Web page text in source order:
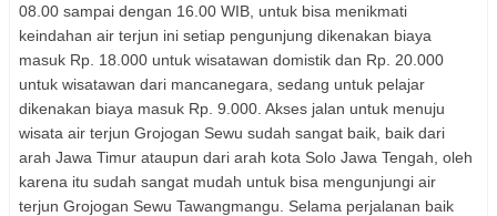
08.00 sampai dengan 16.00 WIB, untuk bisa menikmati
keindahan air terjun ini setiap pengunjung dikenakan biaya
masuk Rp. 18.000 untuk wisatawan domistik dan Rp. 20.000
untuk wisatawan dari mancanegara, sedang untuk pelajar
dikenakan biaya masuk Rp. 9.000. Akses jalan untuk menuju
wisata air terjun Grojogan Sewu sudah sangat baik, baik dari
arah Jawa Timur ataupun dari arah kota Solo Jawa Tengah, oleh
karena itu sudah sangat mudah untuk bisa mengunjungi air
terjun Grojogan Sewu Tawangmangu. Selama perjalanan baik